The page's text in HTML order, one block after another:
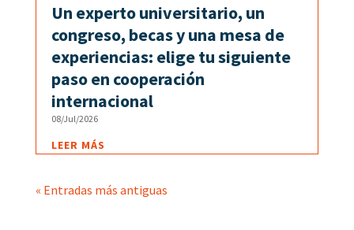
Un experto universitario, un
congreso, becas y una mesa de
experiencias: elige tu siguiente
paso en cooperación
internacional
08/Jul/2026
LEER MÁS
« Entradas más antiguas